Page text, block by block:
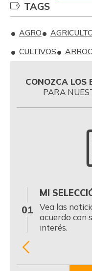
TAGS
AGRO
CULTIVOS
CONOZCA LOS
PARA
01
MI
Vea las
acuerdo con
interés.
Item